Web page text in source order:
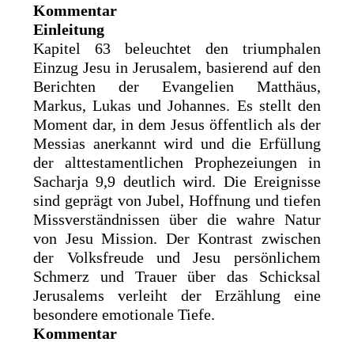
Kommentar
Einleitung
Kapitel 63 beleuchtet den triumphalen
Einzug Jesu in Jerusalem, basierend auf den
Berichten der Evangelien Matthäus,
Markus, Lukas und Johannes. Es stellt den
Moment dar, in dem Jesus öffentlich als der
Messias anerkannt wird und die Erfüllung
der alttestamentlichen Prophezeiungen in
Sacharja 9,9 deutlich wird. Die Ereignisse
sind geprägt von Jubel, Hoffnung und tiefen
Missverständnissen über die wahre Natur
von Jesu Mission. Der Kontrast zwischen
der Volksfreude und Jesu persönlichem
Schmerz und Trauer über das Schicksal
Jerusalems verleiht der Erzählung eine
besondere emotionale Tiefe.
Kommentar